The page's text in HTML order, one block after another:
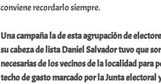
conviene recordarlo siempre.
Una campaña la de esta agrupación de
su cabeza de lista Daniel Salvador tuvo que
necesarias de los vecinos de la localidad para
techo de gasto marcado por la Junta electoral